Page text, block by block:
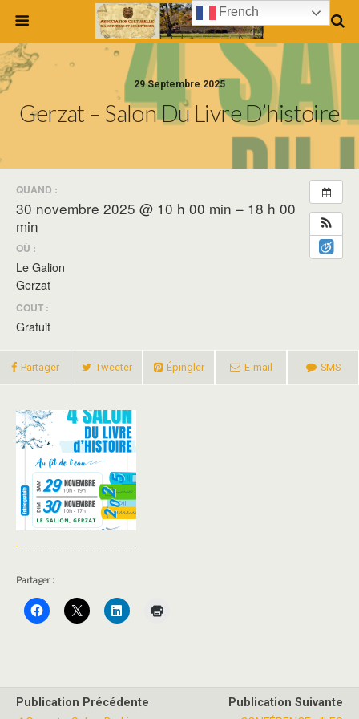
29 Septembre 2025
Gerzat – Salon Du Livre D’histoire
QUAND :
30 novembre 2025 @ 10 h 00 min – 18 h 00
min
OÙ :
Le Galion
Gerzat
COÛT :
Gratuit
Partager Tweeter Épingler E-mail SMS
Partager :
Publication Précédente
Publication Suivante
French